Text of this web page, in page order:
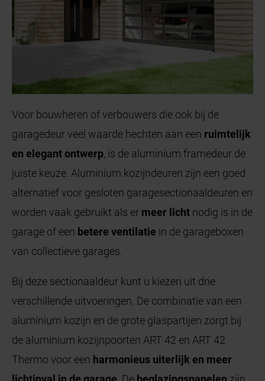
Voor bouwheren of verbouwers die ook bij de
garagedeur veel waarde hechten aan een ruimtelijk
en elegant ontwerp, is de aluminium framedeur de
juiste keuze. Aluminium kozijndeuren zijn een goed
alternatief voor gesloten garagesectionaaldeuren en
worden vaak gebruikt als er meer licht nodig is in de
garage of een betere ventilatie in de garageboxen
van collectieve garages.
Bij deze sectionaaldeur kunt u kiezen uit drie
verschillende uitvoeringen. De combinatie van een
aluminium kozijn en de grote glaspartijen zorgt bij
de aluminium kozijnpoorten ART 42 en ART 42
Thermo voor een harmonieus uiterlijk en meer